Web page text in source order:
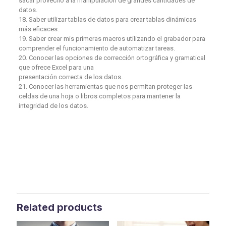
datos.
18. Saber utilizar tablas de datos para crear tablas dinámicas
más eficaces.
19. Saber crear mis primeras macros utilizando el grabador para
comprender el funcionamiento de automatizar tareas.
20. Conocer las opciones de corrección ortográfica y gramatical
que ofrece Excel para una
presentación correcta de los datos.
21. Conocer las herramientas que nos permitan proteger las
celdas de una hoja o libros completos para mantener la
integridad de los datos.
Related products